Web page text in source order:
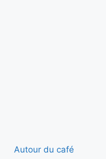
Autour du café